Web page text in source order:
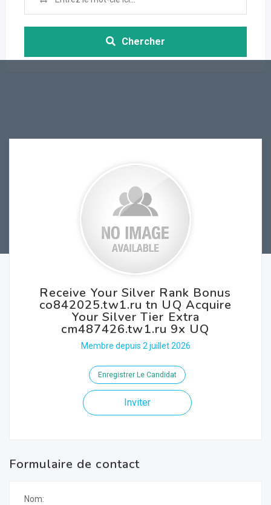
Chercher
Receive Your Silver Rank Bonus
co842025.tw1.ru tn UQ Acquire
Your Silver Tier Extra
cm487426.tw1.ru 9x UQ
Membre depuis 2 juillet 2026
Enregistrer Le Candidat
Inviter
Formulaire de contact
Nom: